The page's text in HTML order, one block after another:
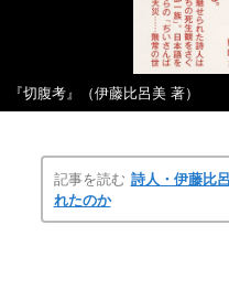
『切腹考』（伊藤比呂美 著）
記事を読む 詩人・伊藤比
れたのか